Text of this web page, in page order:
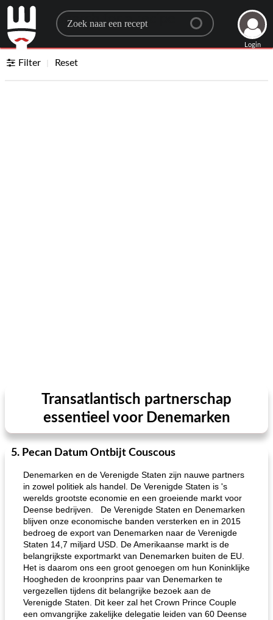
Search for a recipe
Login
Filter Reset
Transatlantisch partnerschap
essentieel voor Denemarken
5. Pecan Datum Ontbijt Couscous
Denemarken en de Verenigde Staten zijn nauwe partners
in zowel politiek als handel. De Verenigde Staten is 's
werelds grootste economie en een groeiende markt voor
Deense bedrijven. De Verenigde Staten en Denemarken
blijven onze economische banden versterken en in 2015
bedroeg de export van Denemarken naar de Verenigde
Staten 14,7 miljard USD. De Amerikaanse markt is de
belangrijkste exportmarkt van Denemarken buiten de EU.
Het is daarom ons een groot genoegen om hun Koninklijke
Hoogheden de kroonprins paar van Denemarken te
vergezellen tijdens dit belangrijke bezoek aan de
Verenigde Staten. Dit keer zal het Crown Prince Couple
een omvangrijke zakelijke delegatie leiden van 60 Deense